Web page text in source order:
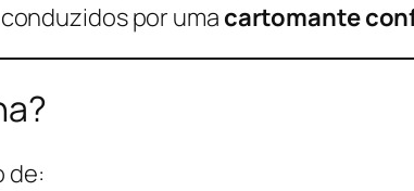
por uma cartomante
de: